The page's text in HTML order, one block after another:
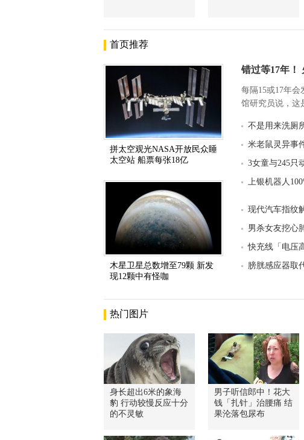
首页推荐
拼太空观光NASA开放民众睡
太空站 船票每张18亿
木星卫星总数增至79颗 新发
现12颗中有怪咖
错过等17年！
每隔15或17年
馆研究员说，这
不是用来洗厕
米老鼠灵异事
3女童与245只
上银机器人
现代汽车指纹
男杀女友挖心
快充线「电压
膀胱感应器取
热门图片
身长超出6米的象海
豹 行动较慢反应十分
的不灵敏
男子听信郎中！花大
钱「扎针」治腰痛 结
果沦落包尿布